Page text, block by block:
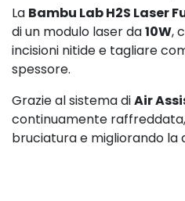
La Bambu Lab H2S Laser
di un modulo laser da10W,
incisioni nitide e tagliare
spessore.
Grazie al sistema diAir
continuamente
bruciatura e migliorando la